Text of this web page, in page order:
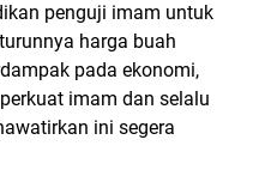
penguji imam untuk
harga buah
pada ekonomi,
imam dan selalu
ini segera